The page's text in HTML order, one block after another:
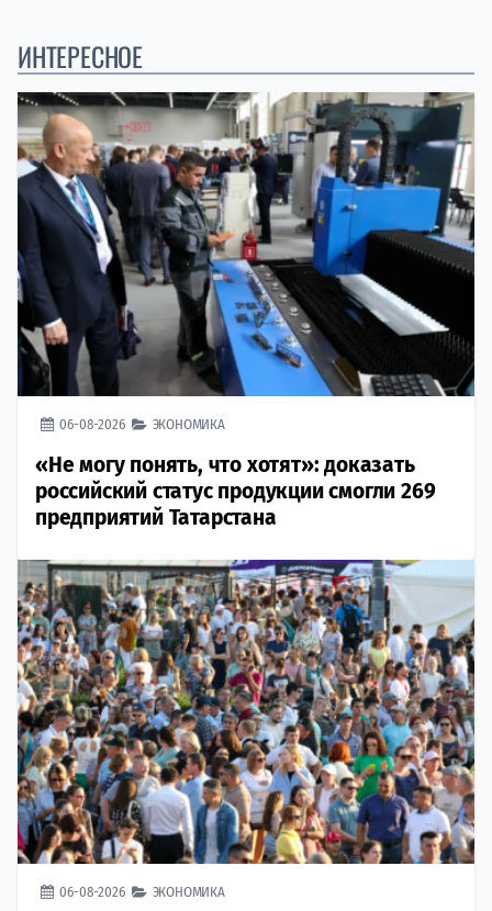
ИНТЕРЕСНОЕ
06-08-2026 ЭКОНОМИКА
«Не могу понять, что хотят»: доказать
российский статус продукции смогли 269
предприятий Татарстана
06-08-2026 ЭКОНОМИКА